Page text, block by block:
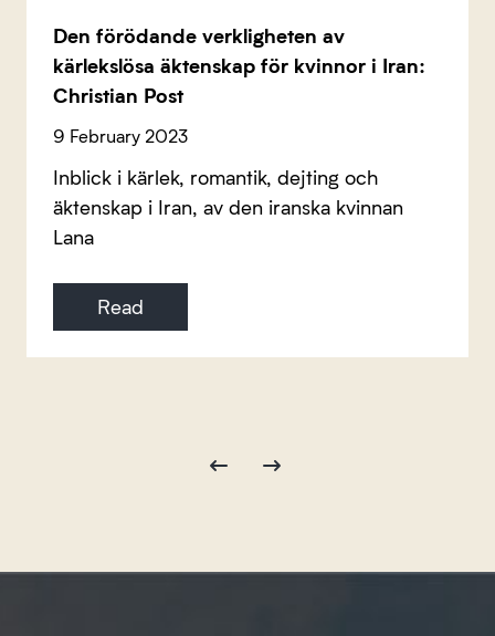
Den förödande verkligheten av
kärlekslösa äktenskap för kvinnor i Iran:
Christian Post
9 February 2023
Inblick i kärlek, romantik, dejting och
äktenskap i Iran, av den iranska kvinnan
Lana
Read